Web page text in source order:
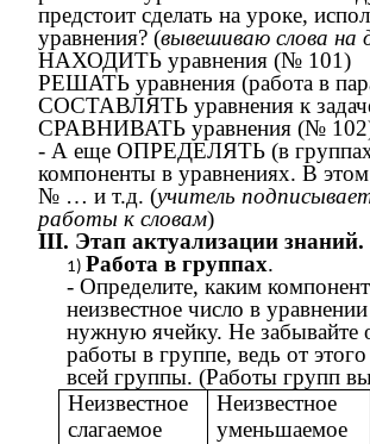
предстоит сделать на уроке,
уравнения? (вывешиваю слова на
НАХОДИТЬ уравнения (№ 101)
РЕШАТЬ уравнения (работа в
СОСТАВЛЯТЬ уравнения к
СРАВНИВАТЬ уравнения (№
- А еще ОПРЕДЕЛЯТЬ (в
компоненты в уравнениях. В
№ … и т.д. (учитель
работы к словам)
III. Этап актуализации знаний.
Работа в группах.
- Определите, каким
неизвестное число в
нужную ячейку. Не забывайте
работы в группе, ведь от
всей группы. (Работы групп
Неизвестное
слагаемое
Неизвестное
уменьшаемое